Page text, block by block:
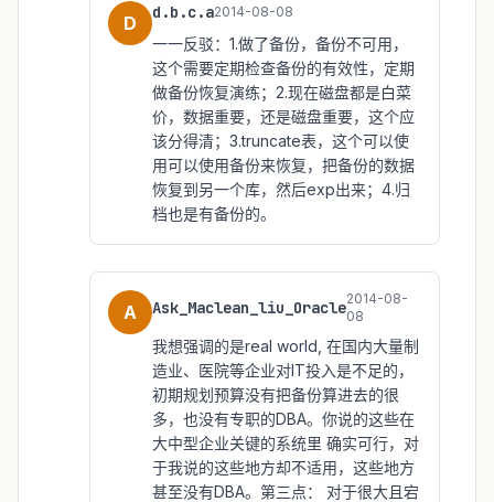
D d.b.c.a2014-08-08
一一反驳：1.做了备份，备份不可用，
这个需要定期检查备份的有效性，定期
做备份恢复演练；2.现在磁盘都是白菜
价，数据重要，还是磁盘重要，这个应
该分得清；3.truncate表，这个可以使
用可以使用备份来恢复，把备份的数据
恢复到另一个库，然后exp出来；4.归
档也是有备份的。
A Ask_Maclean_liu_Oracle2014-08-
08
我想强调的是real world, 在国内大量制
造业、医院等企业对IT投入是不足的，
初期规划预算没有把备份算进去的很
多，也没有专职的DBA。你说的这些在
大中型企业关键的系统里 确实可行，对
于我说的这些地方却不适用，这些地方
甚至没有DBA。第三点： 对于很大且宕